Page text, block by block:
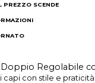
PREZZO SCENDE
Regolabile
capi con stile e